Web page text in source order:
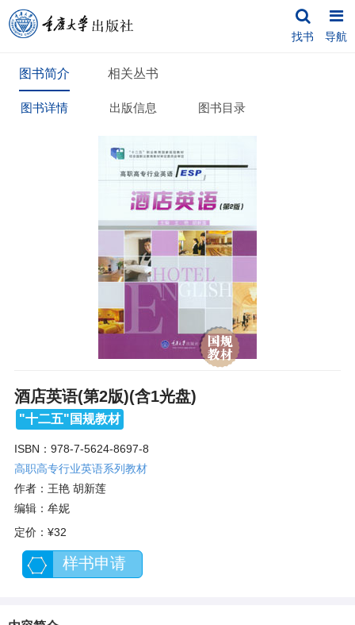
找书 导航
图书简介 相关丛书
图书详情 出版信息 图书目录
酒店英语(第2版)(含1光盘)
"十二五"国规教材
ISBN：978-7-5624-8697-8
高职高专行业英语系列教材
作者：王艳 胡新莲
编辑：牟妮
定价： ¥32
样书申请